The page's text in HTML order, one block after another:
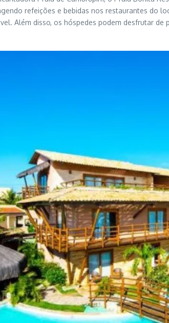
refeições e bebidas nos restaurantes do
Além disso, os hóspedes podem desfrutar